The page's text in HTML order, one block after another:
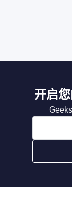
开启